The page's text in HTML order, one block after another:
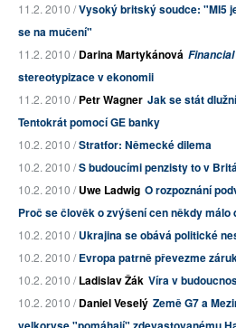
11.2. 2010 /Vysoký britský soudce: "MI5
se na mučení"
11.2. 2010 /Darina Martykánová
stereotypizace v ekonomii
11.2. 2010 /Petr Wagner Jak se stát
Tentokrát pomocí GE banky
10.2. 2010 /Stratfor: Německé dilema
10.2. 2010 /S budoucími penzisty to v
10.2. 2010 /Uwe Ladwig O rozpoznání
Proč se člověk o zvýšení cen někdy málo
10.2. 2010 /Ukrajina se obává politické
10.2. 2010 /Evropa patrně převezme
10.2. 2010 /Ladislav Žák Víra v
10.2. 2010 /Daniel Veselý Země G7 a